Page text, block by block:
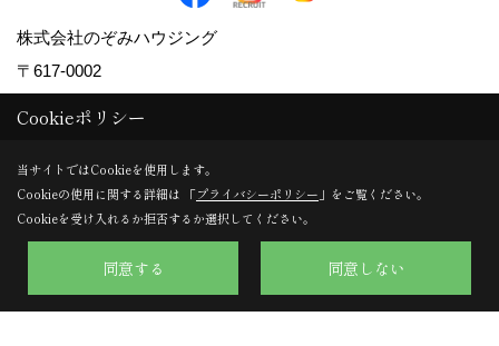
株式会社のぞみハウジング
〒617-0002
FAX：075-924-0770
＜営業時間＞9:30～18:00
＜定休日＞日曜日・水曜日
Cookieポリシー
当サイトではCookieを使用します。
Cookieの使用に関する詳細は 「プライバシーポリシー 」をご覧ください。
Cookieを受け入れるか拒否するか選択してください。
同意する 同意しない